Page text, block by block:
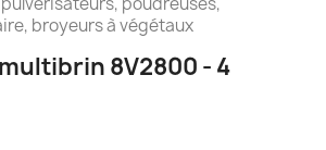
broyeurs à végétaux
8V2800 - 4